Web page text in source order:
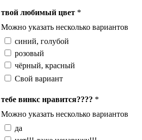
твой любимый цвет *
Можно указать несколько вариантов
синий, голубой
розовый
чёрный, красный
Свой вариант
тебе винкс нравится???? *
Можно указать несколько вариантов
да